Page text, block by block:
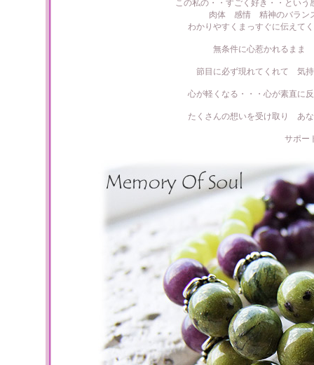
この私の・・すごく好き・・とい
肉体 感情 精神のバラン
わかりやすくまっすぐに伝えて
無条件に心惹かれるまま
節目に必ず現れてくれて 気
心が軽くなる・・・心が素直に
たくさんの想いを受け取り あ
サポー